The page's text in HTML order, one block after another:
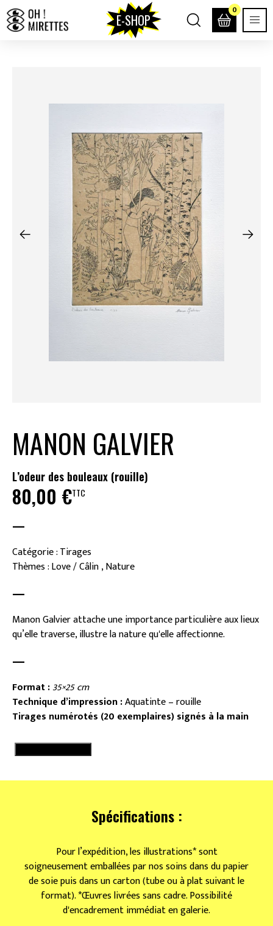
E-SHOP
0
MANON GALVIER
L’odeur des bouleaux (rouille)
80,00 €TTC
—
Catégorie : Tirages
Thèmes : Love / Câlin , Nature
—
Manon Galvier attache une importance particulière aux lieux
qu’elle traverse, illustre la nature qu'elle affectionne.
—
Format :35×25 cm
Technique d’impression :Aquatinte – rouille
Tirages numérotés (20 exemplaires) signés à la main
quantité
L'odeur
Spécifications :
Pour l’expédition, les illustrations* sont
soigneusement emballées par nos soins dans du papier
de soie puis dans un carton (tube ou à plat suivant le
format). *Œuvres livrées sans cadre. Possibilité
d'encadrement immédiat en galerie.